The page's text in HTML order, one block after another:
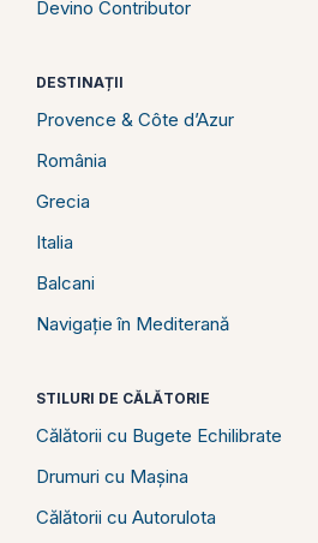
Devino Contributor
DESTINAȚII
Provence & Côte d’Azur
România
Grecia
Italia
Balcani
Navigație în Mediterană
STILURI DE CĂLĂTORIE
Călătorii cu Bugete Echilibrate
Drumuri cu Mașina
Călătorii cu Autorulota